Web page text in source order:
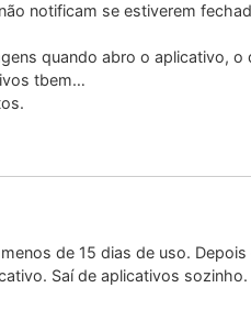
notificam se estiverem
quando abro o aplicativo, o
tbem…
de 15 dias de uso.
Saí de aplicativos